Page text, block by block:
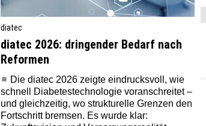
diatec
diatec 2026: dringender Bedarf nach
Reformen
Die diatec 2026 zeigte eindrucksvoll, wie
schnell Diabetestechnologie voranschreitet –
und gleichzeitig, wo strukturelle Grenzen den
Fortschritt bremsen. Es wurde klar: